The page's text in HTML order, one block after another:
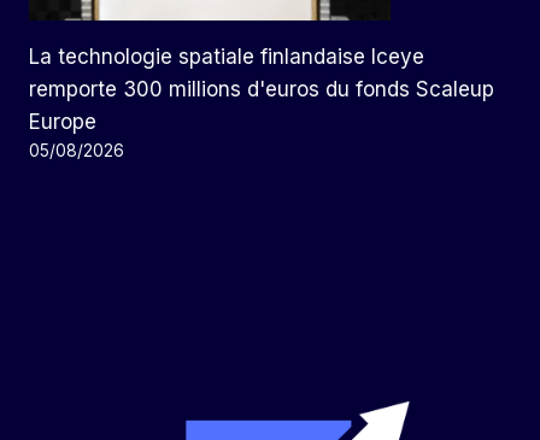
La technologie spatiale finlandaise Iceye
remporte 300 millions d'euros du fonds Scaleup
Europe
05/08/2026